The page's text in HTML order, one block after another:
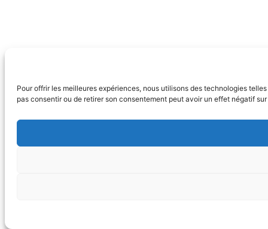
Pour offrir les meilleures expériences, nous utilisons des technologies
pas consentir ou de retirer son consentement peut avoir un effet négatif